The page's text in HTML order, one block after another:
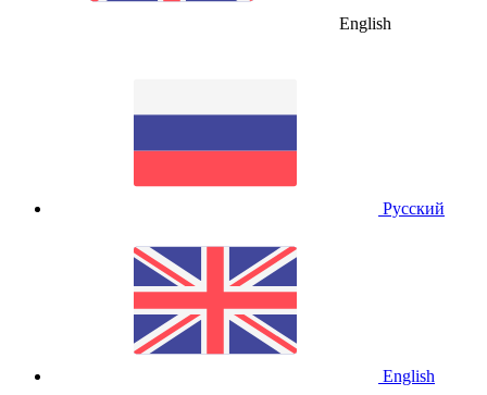
English
Русский
English